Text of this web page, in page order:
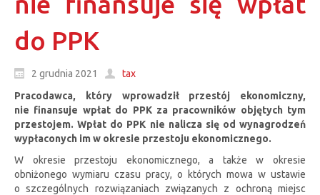
do PPK
2 grudnia 2021
tax
Pracodawca, który wprowadził przestój ekonomiczny,
nie finansuje wpłat do PPK za pracowników objętych tym
przestojem. Wpłat do PPK nie nalicza się od wynagrodzeń
wypłaconych im w okresie przestoju ekonomicznego.
W okresie przestoju ekonomicznego, a także w okresie
obniżonego wymiaru czasu pracy, o których mowa w ustawie
o szczególnych rozwiązaniach związanych z ochroną miejsc